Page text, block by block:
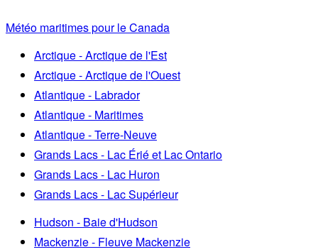
Météo maritimes pour le Canada
Arctique - Arctique de l'Est
Arctique - Arctique de l'Ouest
Atlantique - Labrador
Atlantique - Maritimes
Atlantique - Terre-Neuve
Grands Lacs - Lac Érié et Lac Ontario
Grands Lacs - Lac Huron
Grands Lacs - Lac Supérieur
Hudson - Baie d'Hudson
Mackenzie - Fleuve Mackenzie